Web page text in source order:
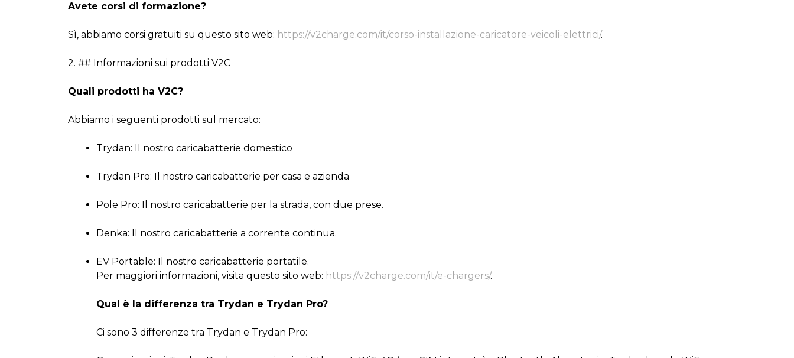
Avete corsi di formazione?
Sì, abbiamo corsi gratuiti su questo sito web: https://v2charge.com/it/corso-installazione-caricatore-veicoli-elettrici/.
2. ## Informazioni sui prodotti V2C
Quali prodotti ha V2C?
Abbiamo i seguenti prodotti sul mercato:
Trydan: Il nostro caricabatterie domestico
Trydan Pro: Il nostro caricabatterie per casa e azienda
Pole Pro: Il nostro caricabatterie per la strada, con due prese.
Denka: Il nostro caricabatterie a corrente continua.
EV Portable: Il nostro caricabatterie portatile.
Per maggiori informazioni, visita questo sito web: https://v2charge.com/it/e-chargers/.
Qual è la differenza tra Trydan e Trydan Pro?
Ci sono 3 differenze tra Trydan e Trydan Pro: